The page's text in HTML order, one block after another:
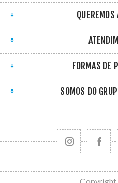
FORMAS DE
SOMOS DO